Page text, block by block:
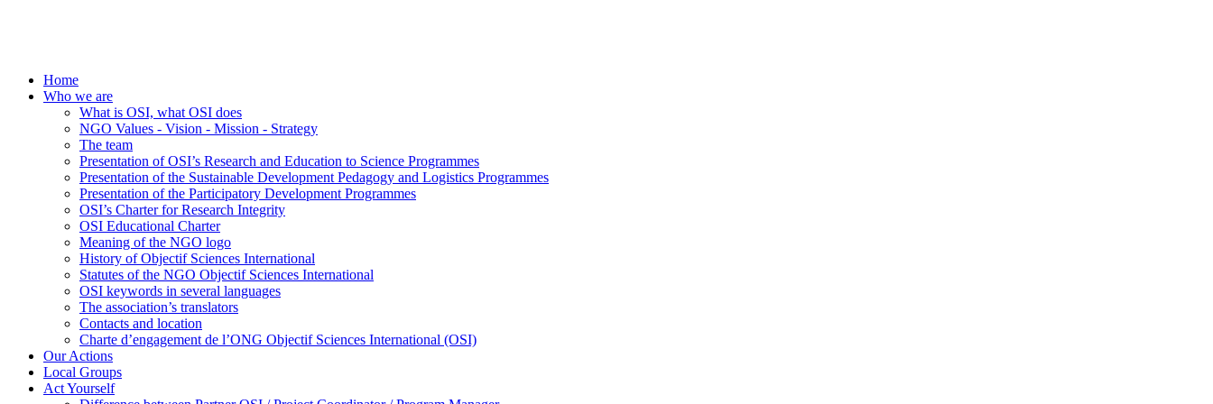
Home
Who we are
What is OSI, what OSI does
NGO Values - Vision - Mission - Strategy
The team
Presentation of OSI’s Research and Education to Science Programmes
Presentation of the Sustainable Development Pedagogy and Logistics Programmes
Presentation of the Participatory Development Programmes
OSI’s Charter for Research Integrity
OSI Educational Charter
Meaning of the NGO logo
History of Objectif Sciences International
Statutes of the NGO Objectif Sciences International
OSI keywords in several languages
The association’s translators
Contacts and location
Charte d’engagement de l’ONG Objectif Sciences International (OSI)
Our Actions
Local Groups
Act Yourself